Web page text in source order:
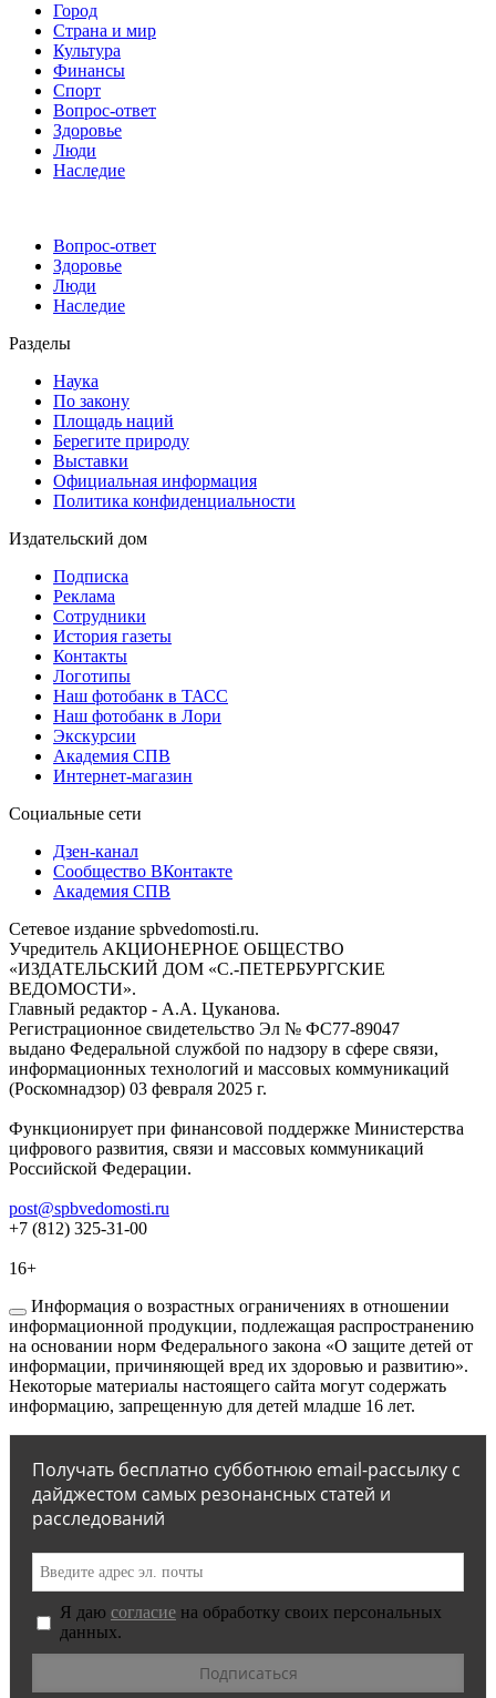
Город
Страна и мир
Культура
Финансы
Спорт
Вопрос-ответ
Здоровье
Люди
Наследие
Вопрос-ответ
Здоровье
Люди
Наследие
Разделы
Наука
По закону
Площадь наций
Берегите природу
Выставки
Официальная информация
Политика конфиденциальности
Издательский дом
Подписка
Реклама
Сотрудники
История газеты
Контакты
Логотипы
Наш фотобанк в ТАСС
Наш фотобанк в Лори
Экскурсии
Академия СПВ
Интернет-магазин
Социальные сети
Дзен-канал
Сообщество ВКонтакте
Академия СПВ
Сетевое издание spbvedomosti.ru.
Учредитель АКЦИОНЕРНОЕ ОБЩЕСТВО
«ИЗДАТЕЛЬСКИЙ ДОМ «С.-ПЕТЕРБУРГСКИЕ
ВЕДОМОСТИ».
Главный редактор - А.А. Цуканова.
Регистрационное свидетельство Эл № ФС77-89047
выдано Федеральной службой по надзору в сфере связи,
информационных технологий и массовых коммуникаций
(Роскомнадзор) 03 февраля 2025 г.
Функционирует при финансовой поддержке Министерства
цифрового развития, связи и массовых коммуникаций
Российской Федерации.
post@spbvedomosti.ru
+7 (812) 325-31-00
16+
Информация о возрастных ограничениях в отношении
информационной продукции, подлежащая распространению
на основании норм Федерального закона «О защите детей от
информации, причиняющей вред их здоровью и развитию».
Некоторые материалы настоящего сайта могут содержать
информацию, запрещенную для детей младше 16 лет.
Получать бесплатно субботнюю email-рассылку с
дайджестом самых резонансных статей и
расследований
Я даю согласие на обработку своих персональных
данных.